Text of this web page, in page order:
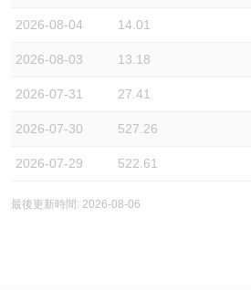
2026-08-04 14.01
2026-08-03 13.18
2026-07-31 27.41
2026-07-30 527.26
2026-07-29 522.61
最後更新時間: 2026-08-06